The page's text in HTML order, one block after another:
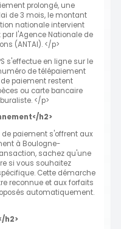
prolongé, une
de 3 mois, le montant
nationale intervient
l'Agence Nationale de
(ANTAI). </p>
s'effectue en ligne sur le
de télépaiement
paiement restent
ou carte bancaire
</p>
h2>
paiement s'offrent aux
à Boulogne-
sachez qu'une
si vous souhaitez
Cette démarche
reconnue et aux forfaits
automatiquement.
h2>